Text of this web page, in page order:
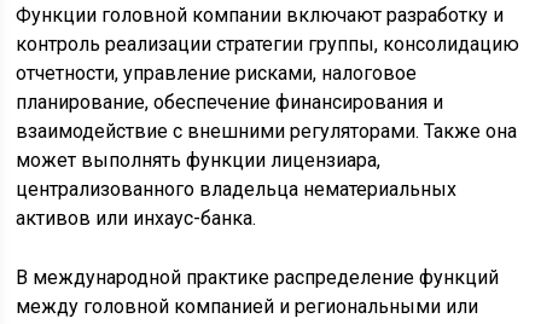
Функции головной компании включают разработку и
контроль реализации стратегии группы, консолидацию
отчетности, управление рисками, налоговое
планирование, обеспечение финансирования и
взаимодействие с внешними регуляторами. Также она
может выполнять функции лицензиара,
централизованного владельца нематериальных
активов или инхаус-банка.
В международной практике распределение функций
между головной компанией и региональными или